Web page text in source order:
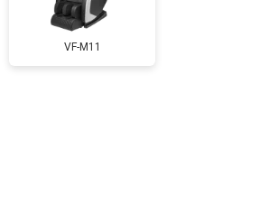
ЗаказатьVF-M11